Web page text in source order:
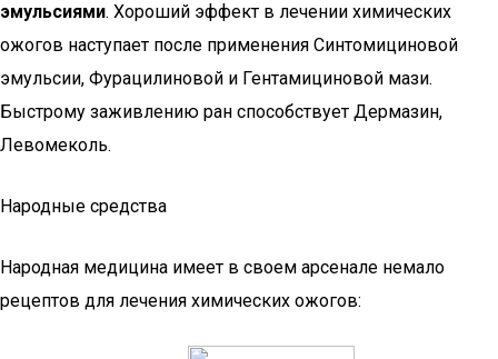
эмульсиями. Хороший эффект в лечении химических
ожогов наступает после применения Синтомициновой
эмульсии, Фурацилиновой и Гентамициновой мази.
Быстрому заживлению ран способствует Дермазин,
Левомеколь.
Народные средства
Народная медицина имеет в своем арсенале немало
рецептов для лечения химических ожогов: